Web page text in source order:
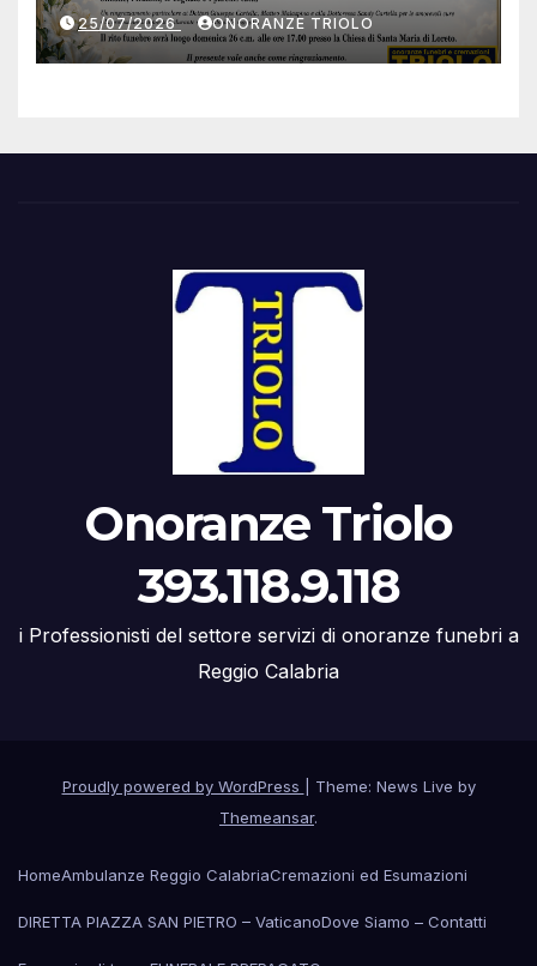
25/07/2026 ONORANZE TRIOLO
Onoranze Triolo
393.118.9.118
i Professionisti del settore servizi di onoranze funebri a
Reggio Calabria
Proudly powered by WordPress
Theme: News Live by
Themeansar.
HomeAmbulanze Reggio CalabriaCremazioni ed Esumazioni
DIRETTA PIAZZA SAN PIETRO – VaticanoDove Siamo – Contatti